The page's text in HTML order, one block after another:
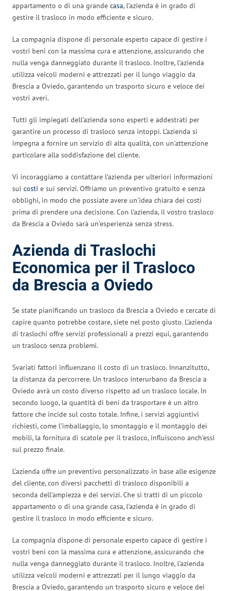
appartamento o di una grande casa, l’azienda è in grado di
gestire il trasloco in modo efficiente e sicuro.
La compagnia dispone di personale esperto capace di gestire i
vostri beni con la massima cura e attenzione, assicurando che
nulla venga danneggiato durante il trasloco. Inoltre, l’azienda
utilizza veicoli moderni e attrezzati per il lungo viaggio da
Brescia a Oviedo, garantendo un trasporto sicuro e veloce dei
vostri averi.
Tutti gli impiegati dell’azienda sono esperti e addestrati per
garantire un processo di trasloco senza intoppi. L’azienda si
impegna a fornire un servizio di alta qualità, con un’attenzione
particolare alla soddisfazione del cliente.
Vi incoraggiamo a contattare l’azienda per ulteriori informazioni
sui costi e sui servizi. Offriamo un preventivo gratuito e senza
obblighi, in modo che possiate avere un’idea chiara dei costi
prima di prendere una decisione. Con l’azienda, il vostro trasloco
da Brescia a Oviedo sarà un’esperienza senza stress.
Azienda di Traslochi
Economica per il Trasloco
da Brescia a Oviedo
Se state pianificando un trasloco da Brescia a Oviedo e cercate di
capire quanto potrebbe costare, siete nel posto giusto. L’azienda
di traslochi offre servizi professionali a prezzi equi, garantendo
un trasloco senza problemi.
Svariati fattori influenzano il costo di un trasloco. Innanzitutto,
la distanza da percorrere. Un trasloco interurbano da Brescia a
Oviedo avrà un costo diverso rispetto ad un trasloco locale. In
secondo luogo, la quantità di beni da trasportare è un altro
fattore che incide sul costo totale. Infine, i servizi aggiuntivi
richiesti, come l’imballaggio, lo smontaggio e il montaggio dei
mobili, la fornitura di scatole per il trasloco, influiscono anch’essi
sul prezzo finale.
L’azienda offre un preventivo personalizzato in base alle esigenze
del cliente, con diversi pacchetti di trasloco disponibili a
seconda dell’ampiezza e dei servizi. Che si tratti di un piccolo
appartamento o di una grande casa, l’azienda è in grado di
gestire il trasloco in modo efficiente e sicuro.
La compagnia dispone di personale esperto capace di gestire i
vostri beni con la massima cura e attenzione, assicurando che
nulla venga danneggiato durante il trasloco. Inoltre, l’azienda
utilizza veicoli moderni e attrezzati per il lungo viaggio da
Brescia a Oviedo, garantendo un trasporto sicuro e veloce dei